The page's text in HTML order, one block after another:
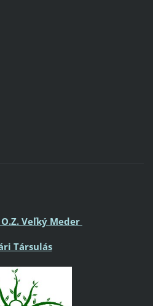
Veľký Meder
Társulás